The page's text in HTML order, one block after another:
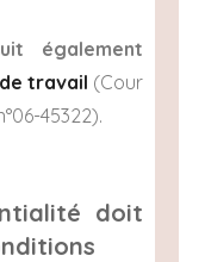
également
travail (Cour
45322).
doit